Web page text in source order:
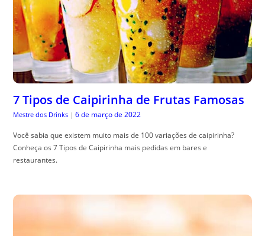
7 Tipos de Caipirinha de Frutas Famosas
Mestre dos Drinks | 6 de março de 2022
Você sabia que existem muito mais de 100 variações de caipirinha?
Conheça os 7 Tipos de Caipirinha mais pedidas em bares e
restaurantes.